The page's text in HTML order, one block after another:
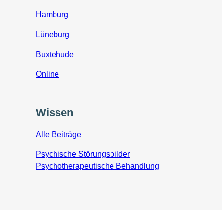
Hamburg
Lüneburg
Buxtehude
Online
Wissen
Alle Beiträge
Psychische Störungsbilder
Psychotherapeutische Behandlung